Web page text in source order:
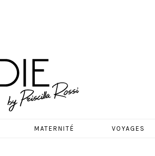
MATERNITÉ VOYAGES